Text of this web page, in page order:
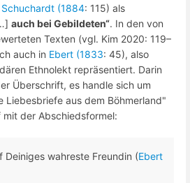
Schuchardt (1884: 115) als
auch bei Gebildeten“. In den von
Texten (vgl. Kim 2020: 119–
auch in Ebert (1833: 45), also
Ethnolekt repräsentiert. Darin
Überschrift, es handle sich um
aus dem Böhmerland"
mit der Abschiedsformel:
Deiniges wahreste Freundin (Ebert